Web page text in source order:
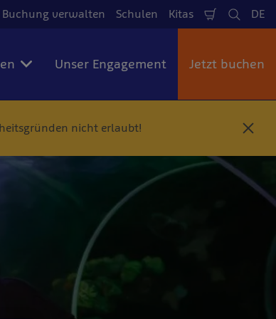
Buchung verwalten Schulen Kitas Warenkorb
Suche
DE
Unser Engagement Jetzt buchen
nicht erlaubt!
S
h
i